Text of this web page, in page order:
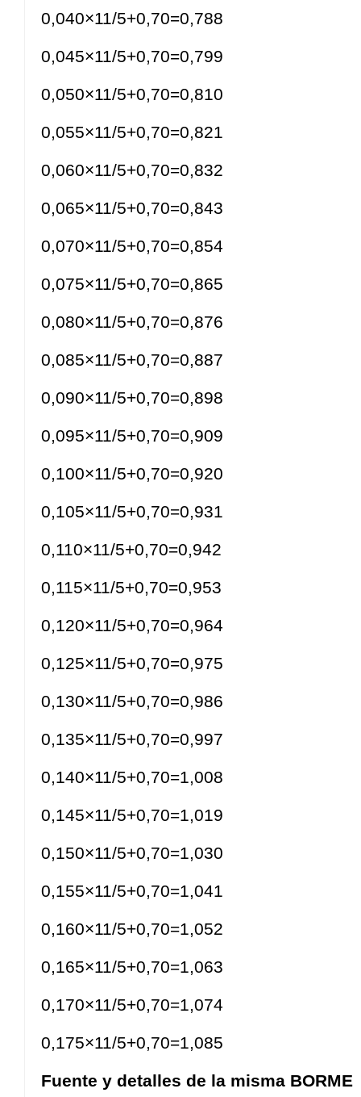
0,040×11/5+0,70=0,788
0,045×11/5+0,70=0,799
0,050×11/5+0,70=0,810
0,055×11/5+0,70=0,821
0,060×11/5+0,70=0,832
0,065×11/5+0,70=0,843
0,070×11/5+0,70=0,854
0,075×11/5+0,70=0,865
0,080×11/5+0,70=0,876
0,085×11/5+0,70=0,887
0,090×11/5+0,70=0,898
0,095×11/5+0,70=0,909
0,100×11/5+0,70=0,920
0,105×11/5+0,70=0,931
0,110×11/5+0,70=0,942
0,115×11/5+0,70=0,953
0,120×11/5+0,70=0,964
0,125×11/5+0,70=0,975
0,130×11/5+0,70=0,986
0,135×11/5+0,70=0,997
0,140×11/5+0,70=1,008
0,145×11/5+0,70=1,019
0,150×11/5+0,70=1,030
0,155×11/5+0,70=1,041
0,160×11/5+0,70=1,052
0,165×11/5+0,70=1,063
0,170×11/5+0,70=1,074
0,175×11/5+0,70=1,085
Fuente y detalles de la misma BORME